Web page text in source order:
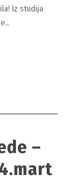
Iz studija
–